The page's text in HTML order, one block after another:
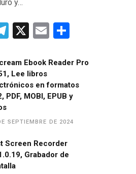
y…
T
e
gr
a
X
E
ail m
p
ar
Ebook Reader Pro
Lee libros
en formatos
PDF, MOBI, EPUB y
SEPTIEMBRE DE 2024
Screen Recorder
Grabador de